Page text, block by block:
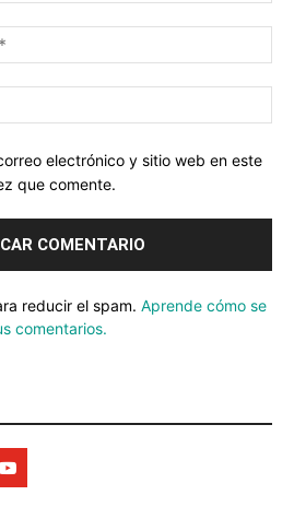
electrónico y sitio web en este
que comente.
reducir el spam. Aprende cómo se
comentarios.